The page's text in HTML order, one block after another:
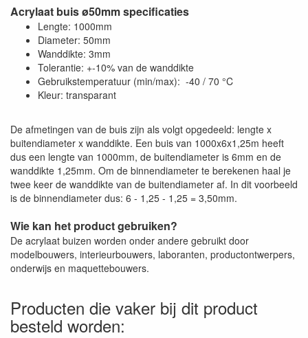
Acrylaat buis ø50mm specificaties
Lengte: 1000mm
Diameter: 50mm
Wanddikte: 3mm
Tolerantie: +-10% van de wanddikte
Gebruikstemperatuur (min/max): -40 / 70 °C
Kleur: transparant
De afmetingen van de buis zijn als volgt opgedeeld: lengte x
buitendiameter x wanddikte. Een buis van 1000x6x1,25m heeft
dus een lengte van 1000mm, de buitendiameter is 6mm en de
wanddikte 1,25mm. Om de binnendiameter te berekenen haal je
twee keer de wanddikte van de buitendiameter af. In dit voorbeeld
is de binnendiameter dus: 6 - 1,25 - 1,25 = 3,50mm.
Wie kan het product gebruiken?
De acrylaat buizen worden onder andere gebruikt door
modelbouwers, interieurbouwers, laboranten, productontwerpers,
onderwijs en maquettebouwers.
Producten die vaker bij dit product
besteld worden: